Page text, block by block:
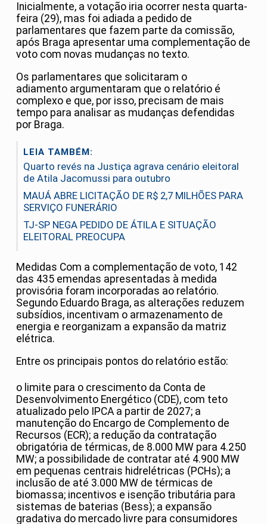
Inicialmente, a votação iria ocorrer nesta quarta-
feira (29), mas foi adiada a pedido de
parlamentares que fazem parte da comissão,
após Braga apresentar uma complementação de
voto com novas mudanças no texto.
Os parlamentares que solicitaram o
adiamento argumentaram que o relatório é
complexo e que, por isso, precisam de mais
tempo para analisar as mudanças defendidas
por Braga.
LEIA TAMBÉM:
Quarto revés na Justiça agrava cenário eleitoral
de Atila Jacomussi para outubro
MAUÁ ABRE LICITAÇÃO DE R$ 2,7 MILHÕES PARA
SERVIÇO FUNERÁRIO
TJ-SP NEGA PEDIDO DE ÁTILA E SITUAÇÃO
ELEITORAL PREOCUPA
Medidas Com a complementação de voto, 142
das 435 emendas apresentadas à medida
provisória foram incorporadas ao relatório.
Segundo Eduardo Braga, as alterações reduzem
subsídios, incentivam o armazenamento de
energia e reorganizam a expansão da matriz
elétrica.
Entre os principais pontos do relatório estão:
o limite para o crescimento da Conta de
Desenvolvimento Energético (CDE), com teto
atualizado pelo IPCA a partir de 2027; a
manutenção do Encargo de Complemento de
Recursos (ECR); a redução da contratação
obrigatória de térmicas, de 8.000 MW para 4.250
MW; a possibilidade de contratar até 4.900 MW
em pequenas centrais hidrelétricas (PCHs); a
inclusão de até 3.000 MW de térmicas de
biomassa; incentivos e isenção tributária para
sistemas de baterias (Bess); a expansão
gradativa do mercado livre para consumidores